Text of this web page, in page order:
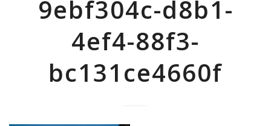
9ebf304c-d8b1-
4ef4-88f3-
bc131ce4660f